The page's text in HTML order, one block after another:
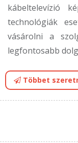
kábeltelevízió
technológiák
vásárolni a
legfontosabb
Többet